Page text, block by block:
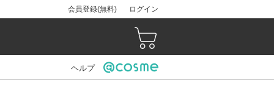
会員登録(無料) ログイン
ヘルプ